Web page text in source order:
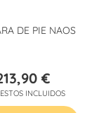
DE PIE NAOS
Precio
€
INCLUIDOS